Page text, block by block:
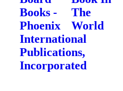
Books -
Phoenix
International
Publications,
Incorporated
The
World